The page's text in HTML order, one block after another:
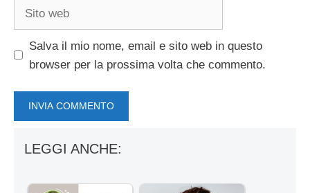
Salva il mio nome, email e sito web in questo
browser per la prossima volta che commento.
LEGGI ANCHE: